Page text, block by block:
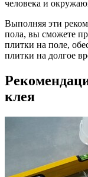
человека и
Выполняя эти
пола, вы сможете
плитки на поле,
плитки на долгое
клея